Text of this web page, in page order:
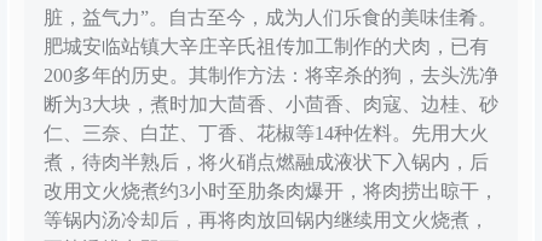
脏，益气力”。自古至今，成为人们乐食的美味佳肴。
肥城安临站镇大辛庄辛氏祖传加工制作的犬肉，已有
200多年的历史。其制作方法：将宰杀的狗，去头洗净
断为3大块，煮时加大茴香、小茴香、肉寇、边桂、砂
仁、三奈、白芷、丁香、花椒等14种佐料。先用大火
煮，待肉半熟后，将火硝点燃融成液状下入锅内，后
改用文火烧煮约3小时至肋条肉爆开，将肉捞出晾干，
等锅内汤冷却后，再将肉放回锅内继续用文火烧煮，